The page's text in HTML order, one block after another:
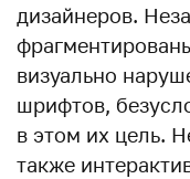
дизайнеров.
визуально
шрифтов,
в этом их цель.
также